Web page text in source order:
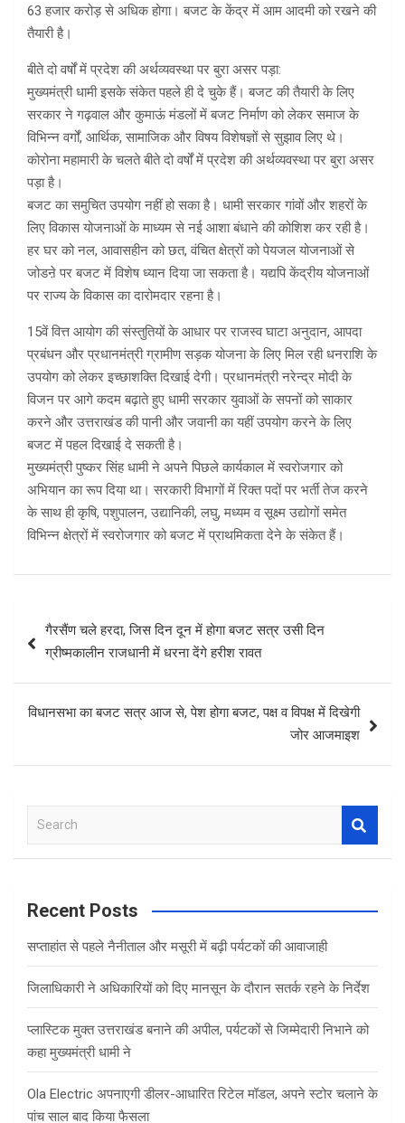
63 हजार करोड़ से अधिक होगा। बजट के केंद्र में आम आदमी को रखने की
तैयारी है।
बीते दो वर्षों में प्रदेश की अर्थव्यवस्था पर बुरा असर पड़ा:
मुख्यमंत्री धामी इसके संकेत पहले ही दे चुके हैं। बजट की तैयारी के लिए
सरकार ने गढ़वाल और कुमाऊं मंडलों में बजट निर्माण को लेकर समाज के
विभिन्न वर्गों, आर्थिक, सामाजिक और विषय विशेषज्ञों से सुझाव लिए थे।
कोरोना महामारी के चलते बीते दो वर्षों में प्रदेश की अर्थव्यवस्था पर बुरा असर
पड़ा है।
बजट का समुचित उपयोग नहीं हो सका है। धामी सरकार गांवों और शहरों के
लिए विकास योजनाओं के माध्यम से नई आशा बंधाने की कोशिश कर रही है।
हर घर को नल, आवासहीन को छत, वंचित क्षेत्रों को पेयजल योजनाओं से
जोडऩे पर बजट में विशेष ध्यान दिया जा सकता है। यद्यपि केंद्रीय योजनाओं
पर राज्य के विकास का दारोमदार रहना है।
15वें वित्त आयोग की संस्तुतियों के आधार पर राजस्व घाटा अनुदान, आपदा
प्रबंधन और प्रधानमंत्री ग्रामीण सड़क योजना के लिए मिल रही धनराशि के
उपयोग को लेकर इच्छाशक्ति दिखाई देगी। प्रधानमंत्री नरेन्द्र मोदी के
विजन पर आगे कदम बढ़ाते हुए धामी सरकार युवाओं के सपनों को साकार
करने और उत्तराखंड की पानी और जवानी का यहीं उपयोग करने के लिए
बजट में पहल दिखाई दे सकती है।
मुख्यमंत्री पुष्कर सिंह धामी ने अपने पिछले कार्यकाल में स्वरोजगार को
अभियान का रूप दिया था। सरकारी विभागों में रिक्त पदों पर भर्ती तेज करने
के साथ ही कृषि, पशुपालन, उद्यानिकी, लघु, मध्यम व सूक्ष्म उद्योगों समेत
विभिन्न क्षेत्रों में स्वरोजगार को बजट में प्राथमिकता देने के संकेत हैं।
navigation
गैरसैंण चले हरदा, जिस दिन दून में होगा बजट सत्र उसी दिन
ग्रीष्मकालीन राजधानी में धरना देंगे हरीश रावत
विधानसभा का बजट सत्र आज से, पेश होगा बजट, पक्ष व विपक्ष में दिखेगी
जोर आजमाइश
a
c
Recent Posts
सप्ताहांत से पहले नैनीताल और मसूरी में बढ़ी पर्यटकों की आवाजाही
जिलाधिकारी ने अधिकारियों को दिए मानसून के दौरान सतर्क रहने के निर्देश
प्लास्टिक मुक्त उत्तराखंड बनाने की अपील, पर्यटकों से जिम्मेदारी निभाने को
कहा मुख्यमंत्री धामी ने
Ola Electric अपनाएगी डीलर-आधारित रिटेल मॉडल, अपने स्टोर चलाने के
पांच साल बाद किया फैसला